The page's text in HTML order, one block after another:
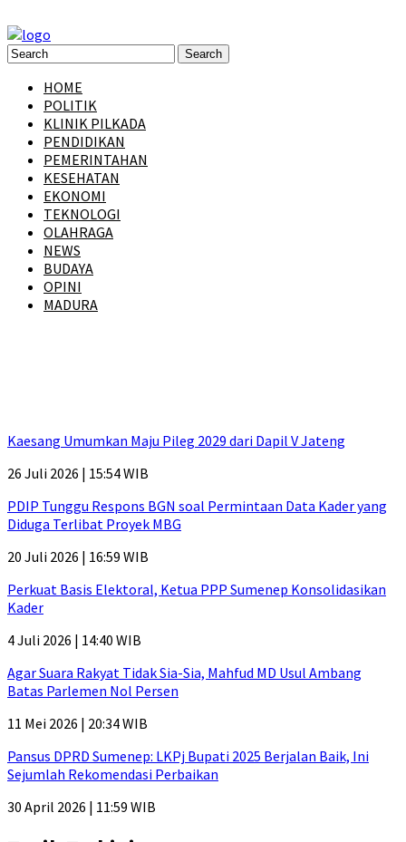
HOME
POLITIK
KLINIK PILKADA
PENDIDIKAN
PEMERINTAHAN
KESEHATAN
EKONOMI
TEKNOLOGI
OLAHRAGA
NEWS
BUDAYA
OPINI
MADURA
Kaesang Umumkan Maju Pileg 2029 dari Dapil V Jateng
26 Juli 2026 | 15:54 WIB
PDIP Tunggu Respons BGN soal Permintaan Data Kader yang
Diduga Terlibat Proyek MBG
20 Juli 2026 | 16:59 WIB
Perkuat Basis Elektoral, Ketua PPP Sumenep Konsolidasikan
Kader
4 Juli 2026 | 14:40 WIB
Agar Suara Rakyat Tidak Sia-Sia, Mahfud MD Usul Ambang
Batas Parlemen Nol Persen
11 Mei 2026 | 20:34 WIB
Pansus DPRD Sumenep: LKPj Bupati 2025 Berjalan Baik, Ini
Sejumlah Rekomendasi Perbaikan
30 April 2026 | 11:59 WIB